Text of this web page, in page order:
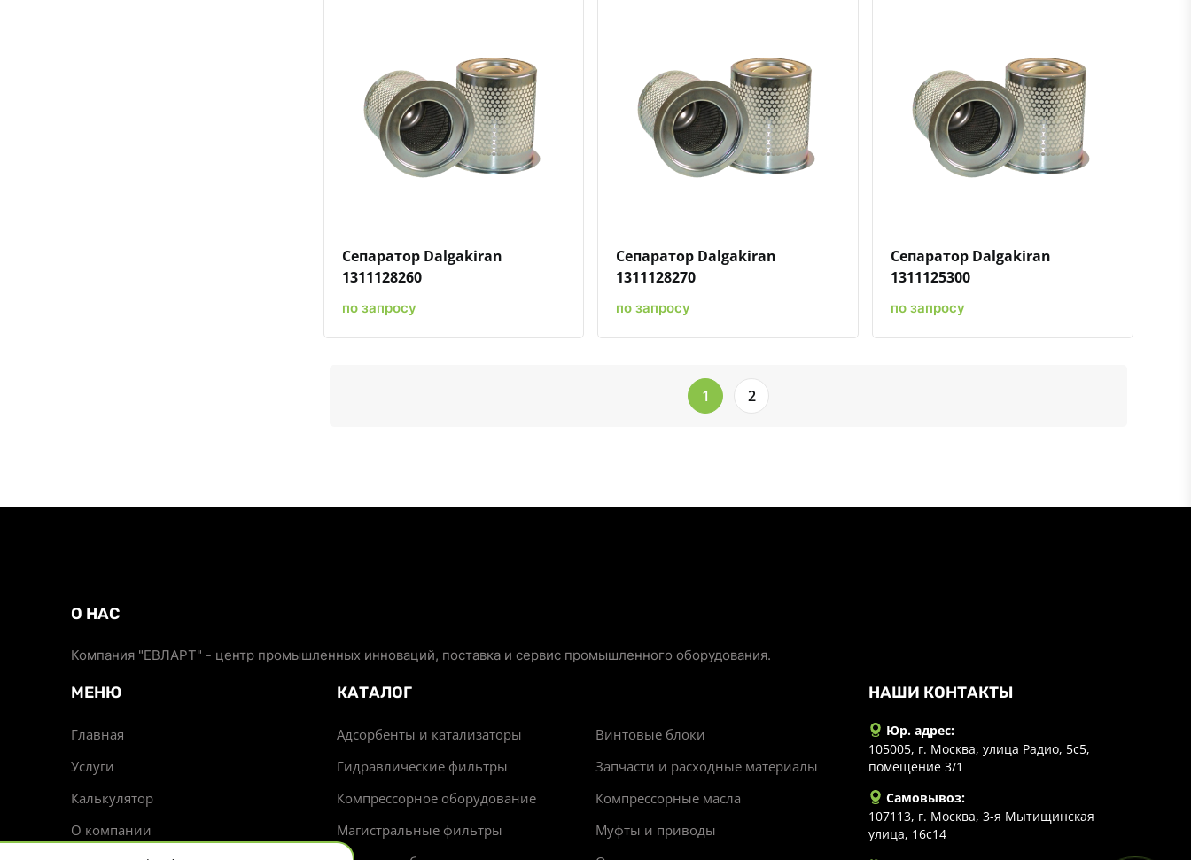
Быстрый просмотрДобавить к сравнению
Добавить в избранное
Сепаратор Dalgakiran
1311128260
по запросу
Быстрый просмотрДобавить к сравнению
Добавить в избранное
Сепаратор Dalgakiran
1311128270
по запросу
Быстрый просмотрДобавить к сравнению
Добавить в избранное
Сепаратор Dalgakiran
1311125300
по запросу
1 2
О НАС
Компания "ЕВЛАРТ" - центр промышленных инноваций, поставка и сервис промышленного оборудования.
МЕНЮ
Главная
Услуги
Калькулятор
О компании
КАТАЛОГ
Адсорбенты и катализаторы
Винтовые блоки
Гидравлические фильтры
Запчасти и расходные материалы
Компрессорное оборудование
Компрессорные масла
Магистральные фильтры
Муфты и приводы
НАШИ КОНТАКТЫ
Юр. адрес:
105005, г. Москва, улица Радио, 5с5,
помещение 3/1
Самовывоз:
107113, г. Москва, 3-я Мытищинская
улица, 16с14